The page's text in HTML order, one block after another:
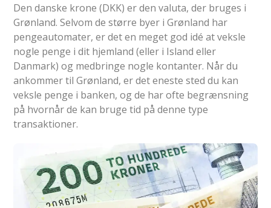
Den danske krone (DKK) er den valuta, der bruges i
Grønland. Selvom de større byer i Grønland har
pengeautomater, er det en meget god idé at veksle
nogle penge i dit hjemland (eller i Island eller
Danmark) og medbringe nogle kontanter. Når du
ankommer til Grønland, er det eneste sted du kan
veksle penge i banken, og de har ofte begrænsning
på hvornår de kan bruge tid på denne type
transaktioner.